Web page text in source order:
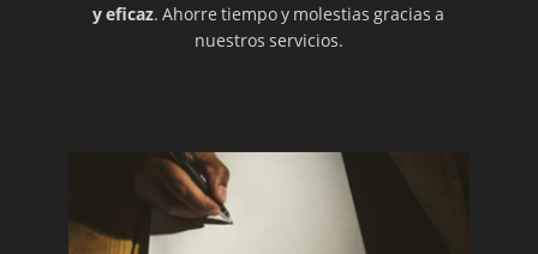
y eficaz. Ahorre tiempo y molestias gracias a
nuestros servicios.